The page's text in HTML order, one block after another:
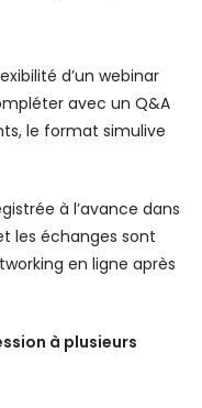
d’un webinar
avec un Q&A
le format simulive
à l’avance dans
les échanges sont
en ligne après
à plusieurs